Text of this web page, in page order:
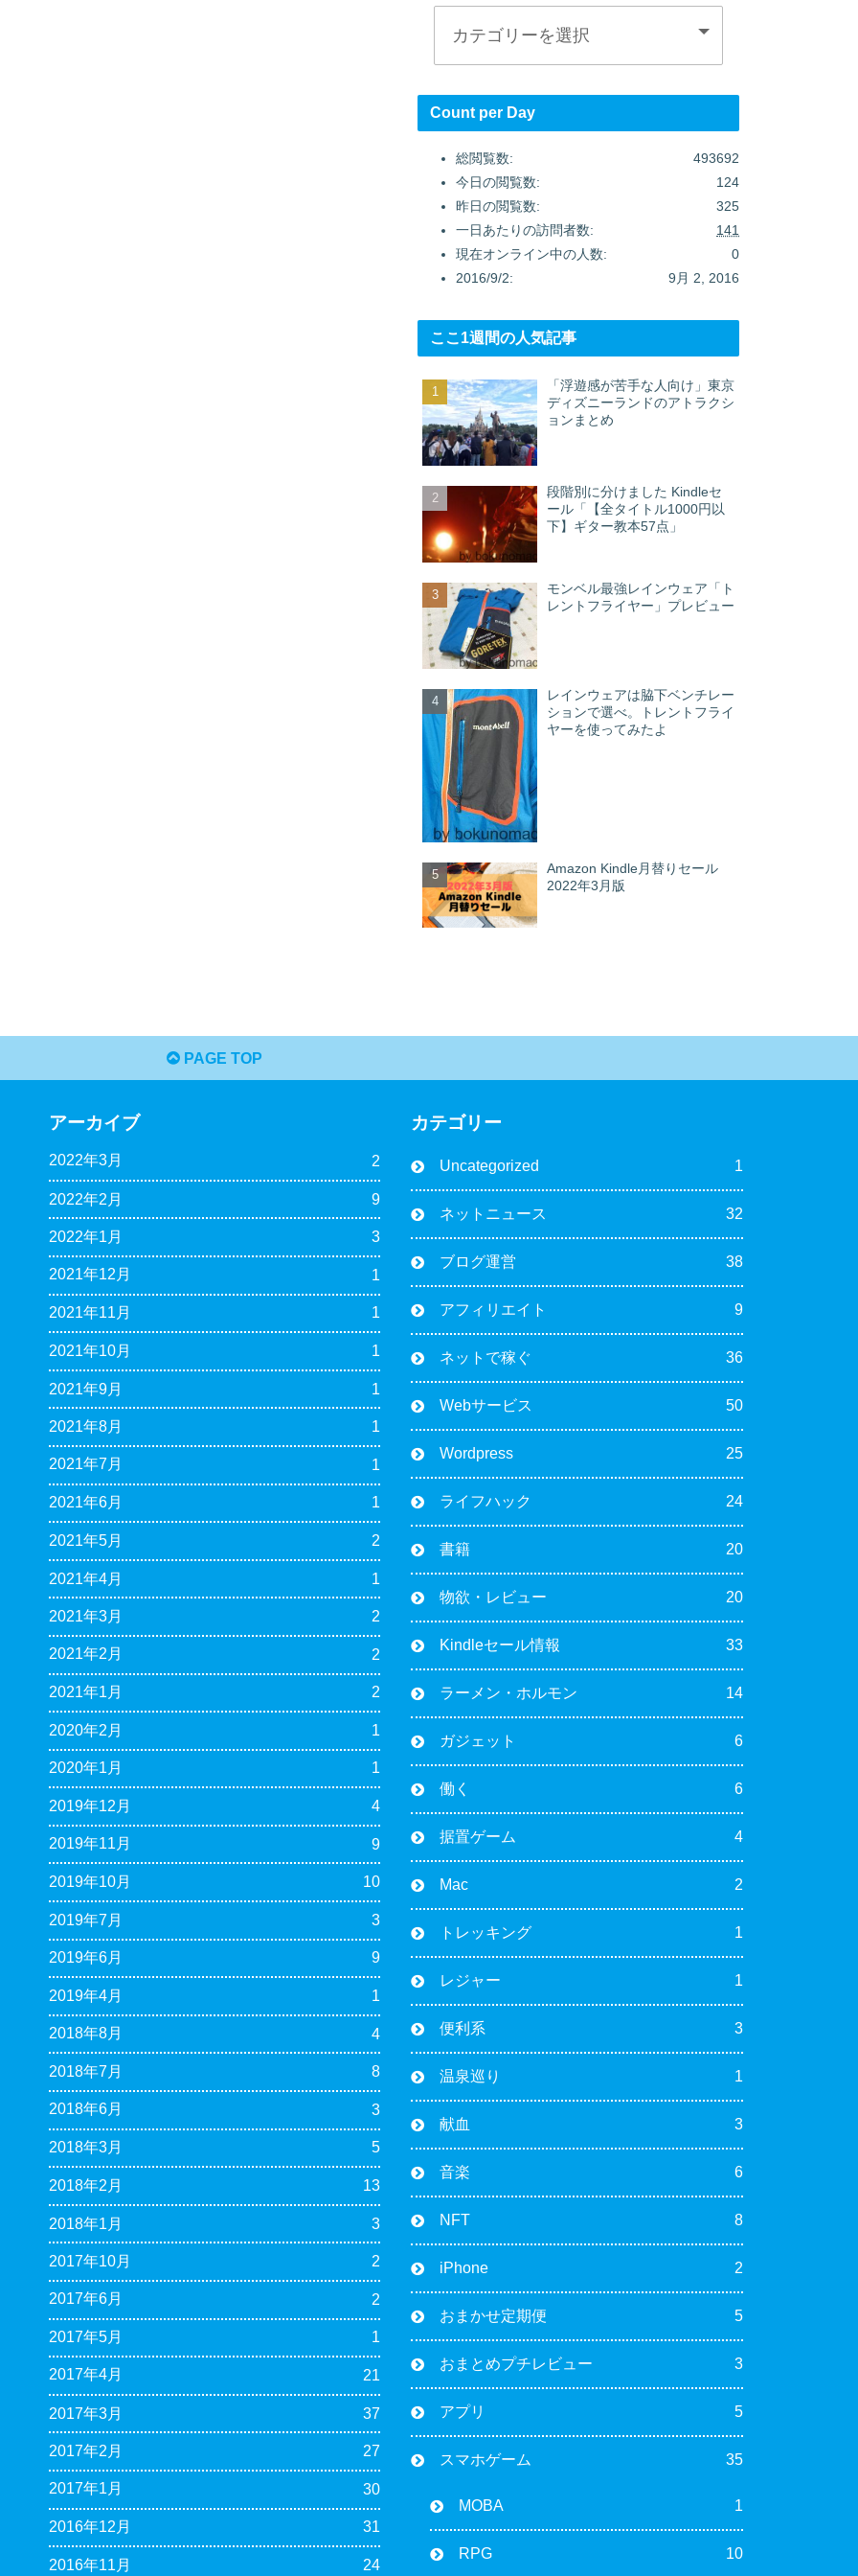
Count per Day
493692
総閲覧数:
124
今日の閲覧数:
325
昨日の閲覧数:
141
一日あたりの訪問者数:
0
現在オンライン中の人数:
9月 2, 2016
2016/9/2:
ここ1週間の人気記事
「浮遊感が苦手な人向け」東京
ディズニーランドのアトラクシ
ョンまとめ
段階別に分けました Kindleセ
ール「【全タイトル1000円以
下】ギター教本57点」
モンベル最強レインウェア「ト
レントフライヤー」プレビュー
レインウェアは脇下ベンチレー
ションで選べ。トレントフライ
ヤーを使ってみたよ
Amazon Kindle月替りセール
2022年3月版
PAGE TOP
アーカイブ
2022年3月 2
2022年2月 9
2022年1月 3
2021年12月 1
2021年11月 1
2021年10月 1
2021年9月 1
2021年8月 1
2021年7月 1
2021年6月 1
2021年5月 2
2021年4月 1
2021年3月 2
2021年2月 2
2021年1月 2
2020年2月 1
2020年1月 1
2019年12月 4
2019年11月 9
2019年10月 10
2019年7月 3
2019年6月 9
2019年4月 1
2018年8月 4
2018年7月 8
2018年6月 3
2018年3月 5
2018年2月 13
2018年1月 3
2017年10月 2
2017年6月 2
2017年5月 1
2017年4月 21
2017年3月 37
2017年2月 27
2017年1月 30
2016年12月 31
2016年11月 24
カテゴリー
Uncategorized 1
ネットニュース 32
ブログ運営 38
アフィリエイト 9
ネットで稼ぐ 36
Webサービス 50
Wordpress 25
ライフハック 24
書籍 20
物欲・レビュー 20
Kindleセール情報 33
ラーメン・ホルモン 14
ガジェット 6
働く 6
据置ゲーム 4
Mac 2
トレッキング 1
レジャー 1
便利系 3
温泉巡り 1
献血 3
音楽 6
NFT 8
iPhone 2
おまかせ定期便 5
おまとめプチレビュー 3
アプリ 5
スマホゲーム 35
MOBA 1
RPG 10